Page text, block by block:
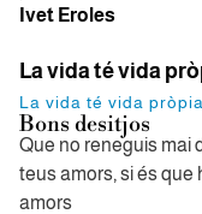
Ivet Eroles
La vida té vida
La vida té vida pròpia
Bons desitjos
Que no reneguis mai
teus amors, si és que
amors